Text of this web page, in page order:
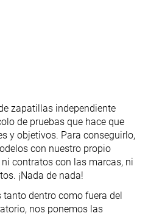
zapatillas independiente
de pruebas que hace que
y objetivos. Para conseguirlo,
con nuestro propio
contratos con las marcas, ni
¡Nada de nada!
dentro como fuera del
nos ponemos las